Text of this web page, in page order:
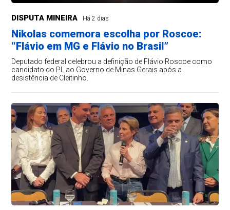
DISPUTA MINEIRA Há 2 dias
Nikolas comemora escolha por Roscoe:
“Flávio em MG e Flávio no Brasil”
Deputado federal celebrou a definição de Flávio Roscoe como
candidato do PL ao Governo de Minas Gerais após a
desistência de Cleitinho.